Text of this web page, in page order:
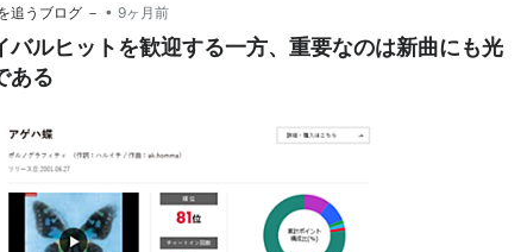
レーバーを散りばめながら、間奏では作詞者でもあるハルイ
ターを披露し、最後の転調がよりいっそう哀切を引き立て
れた歌詞カードの文字は山本未來（当時ポルノと同じアミュ
・ド・ポッシュ所属）によるもの。
3年8ヶ月〜」では「サウダージ」の出来事を男性の目線から
追うブログ － • 9ヶ月前
バルヒットを歓迎する一方、重要なのは新曲にも光
ある